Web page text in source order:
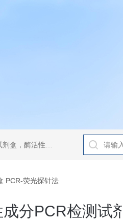
体、ATCC细胞、BD公司、GE公司公司产品。
PCR-荧光探针法
分PCR检测试